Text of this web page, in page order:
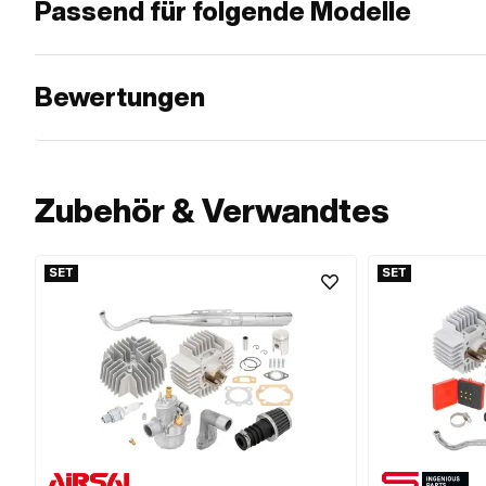
Passend für folgende Modelle
Bewertungen
Zubehör & Verwandtes
SET SET